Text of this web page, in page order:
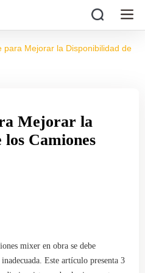
para Mejorar la Disponibilidad de
Mejorar la
Camiones
mixer en obra se debe
Este artículo presenta 3